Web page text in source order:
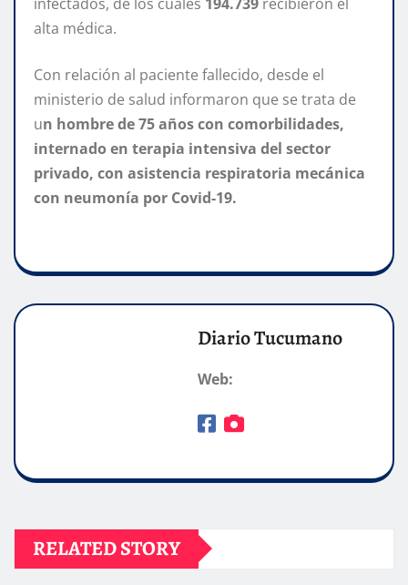
alta médica.
Con relación al paciente fallecido, desde el
ministerio de salud informaron que se trata de
un hombre de 75 años con comorbilidades,
internado en terapia intensiva del sector
privado, con asistencia respiratoria mecánica
con neumonía por Covid-19.
Diario Tucumano
Web:
RELATED STORY